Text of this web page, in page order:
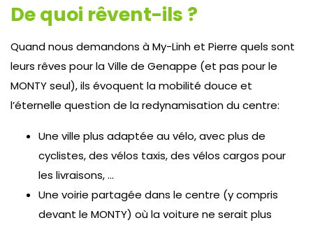
De quoi rêvent-ils ?
Quand nous demandons à My-Linh et Pierre quels sont
leurs rêves pour la Ville de Genappe (et pas pour le
MONTY seul), ils évoquent la mobilité douce et
l’éternelle question de la redynamisation du centre:
Une ville plus adaptée au vélo, avec plus de
cyclistes, des vélos taxis, des vélos cargos pour
les livraisons, …
Une voirie partagée dans le centre (y compris
devant le MONTY) où la voiture ne serait plus